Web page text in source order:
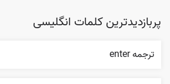
پربازدیدترین کلمات انگلیسی
ترجمه enter